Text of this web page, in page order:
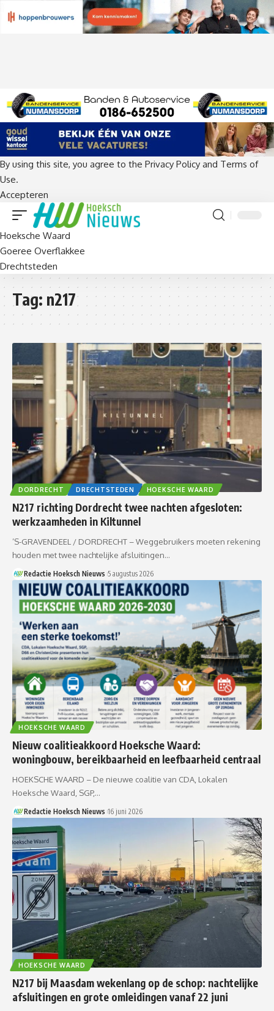
By using this site, you agree to the Privacy Policy and Terms of
Use.
Accepteren
Hoeksche Waard
Goeree Overflakkee
Drechtsteden
Tag: n217
DORDRECHT DRECHTSTEDEN HOEKSCHE WAARD
N217 richting Dordrecht twee nachten afgesloten:
werkzaamheden in Kiltunnel
’S-GRAVENDEEL / DORDRECHT – Weggebruikers moeten rekening
houden met twee nachtelijke afsluitingen…
Redactie Hoeksch Nieuws 5 augustus 2026
HOEKSCHE WAARD
Nieuw coalitieakkoord Hoeksche Waard:
woningbouw, bereikbaarheid en leefbaarheid centraal
HOEKSCHE WAARD – De nieuwe coalitie van CDA, Lokalen
Hoeksche Waard, SGP,…
Redactie Hoeksch Nieuws 16 juni 2026
HOEKSCHE WAARD
N217 bij Maasdam wekenlang op de schop: nachtelijke
afsluitingen en grote omleidingen vanaf 22 juni